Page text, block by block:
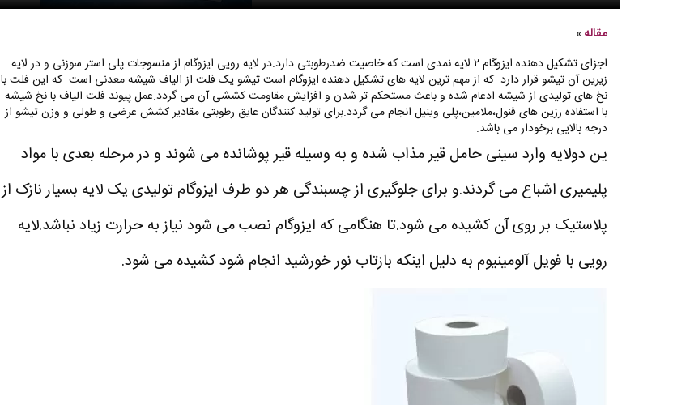
مقاله»
اجزای تشکیل دهنده ایزوگام ۲ لایه نمدی است که خاصیت ضدرطوبتی دارد.در لایه رویی ایزوگام از منسوجات پلی استر سوزنی و در لایه
زیرین آن تیشو قرار دارد .که از مهم ترین لایه های تشکیل دهنده ایزوگام است.تیشو یک فلت از الیاف شیشه معدنی است .که این فلت با
نخ های تولیدی از شیشه ادغام شده و باعث مستحکم تر شدن و افزایش مقاومت کششی آن می گردد.عمل پیوند فلت الیاف با نخ شیشه
با استفاده رزین های فنول،ملامین،پلی وینیل انجام می گردد.برای تولید کنندگان عایق رطوبتی مقادیرکشش عرضی و طولی و وزن تیشو از
درجه بالایی برخودار می باشد.
ین دولایه وارد سینی حامل قیر مذاب شده و به وسیله قیر پوشانده می شوند و در مرحله بعدی با مواد
پلیمیری اشباع می گردند.و برای جلوگیری از چسبندگی هر دو طرف ایزوگام تولیدی یک لایه بسیار نازک از
پلاستیک بر روی آن کشیده می شود.تا هنگامی که ایزوگام نصب می شود نیاز به حرارت زیاد نباشد.لایه
رویی با فویل آلومینیوم به دلیل اینکه بازتاب نور خورشید انجام شود کشیده می شود.